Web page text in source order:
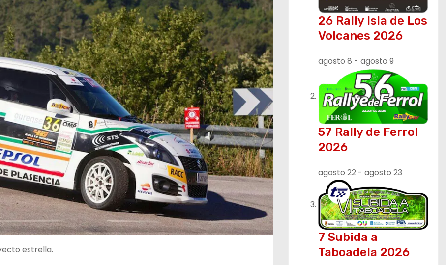
estrella.
26 Rally Isla de Los
Volcanes 2026
agosto 8 - agosto 9
57 Rally de Ferrol
2026
agosto 22 - agosto 23
7 Subida a
Taboadela 2026